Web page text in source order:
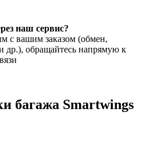
наш сервис?
с вашим заказом (обмен,
др.), обращайтесь напрямую к
багажа Smartwings